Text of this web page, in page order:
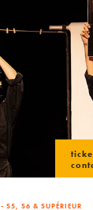
- S5, S6 & SUPÉRIEUR